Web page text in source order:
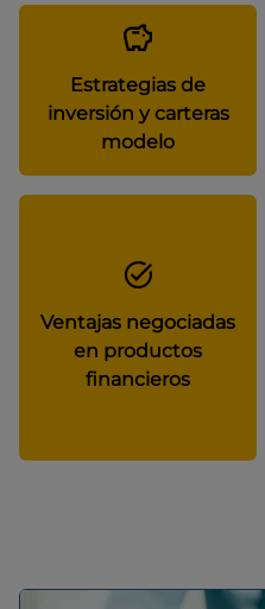
Estrategias de
inversión y carteras
modelo
Ventajas negociadas
en productos
financieros